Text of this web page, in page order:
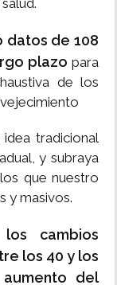
datos de 108
plazo para
de los
tradicional
y subraya
que nuestro
y masivos.
cambios
los 40 y los
del